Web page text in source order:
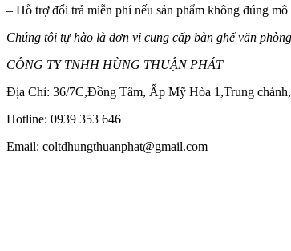
– Hỗ trợ đổi trả miễn phí nếu sản phẩm không đúng
Chúng tôi tự hào là đơn vị cung cấp bàn ghế văn
CÔNG TY TNHH HÙNG THUẬN PHÁT
Địa Chỉ: 36/7C,Đồng Tâm, Ấp Mỹ Hòa 1,Trung
Hotline: 0939 353 646
Email: coltdhungthuanphat@gmail.com